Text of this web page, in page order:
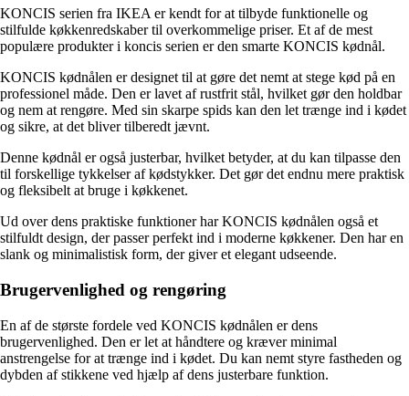
KONCIS serien fra IKEA er kendt for at tilbyde funktionelle og
stilfulde køkkenredskaber til overkommelige priser. Et af de mest
populære produkter i koncis serien er den smarte KONCIS kødnål.
KONCIS kødnålen er designet til at gøre det nemt at stege kød på en
professionel måde. Den er lavet af rustfrit stål, hvilket gør den holdbar
og nem at rengøre. Med sin skarpe spids kan den let trænge ind i kødet
og sikre, at det bliver tilberedt jævnt.
Denne kødnål er også justerbar, hvilket betyder, at du kan tilpasse den
til forskellige tykkelser af kødstykker. Det gør det endnu mere praktisk
og fleksibelt at bruge i køkkenet.
Ud over dens praktiske funktioner har KONCIS kødnålen også et
stilfuldt design, der passer perfekt ind i moderne køkkener. Den har en
slank og minimalistisk form, der giver et elegant udseende.
Brugervenlighed og rengøring
En af de største fordele ved KONCIS kødnålen er dens
brugervenlighed. Den er let at håndtere og kræver minimal
anstrengelse for at trænge ind i kødet. Du kan nemt styre fastheden og
dybden af stikkene ved hjælp af dens justerbare funktion.